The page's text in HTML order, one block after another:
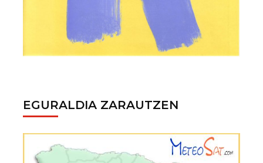
EGURALDIA ZARAUTZEN